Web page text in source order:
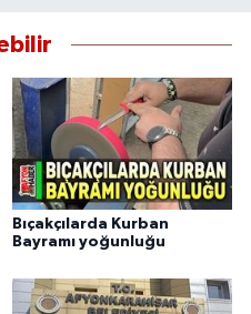
Bıçakçılarda Kurban
Bayramı yoğunluğu